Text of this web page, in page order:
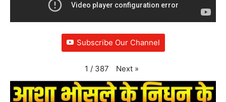
Subscribe Our Channel
1 / 387 Next »